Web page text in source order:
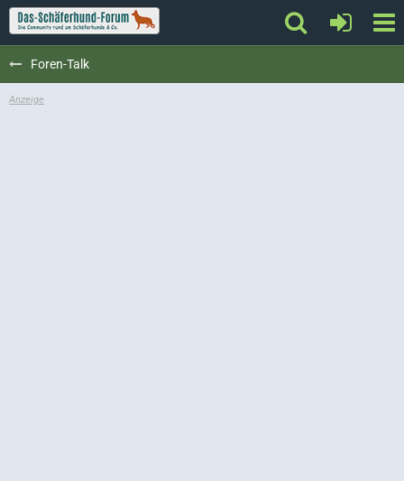
Foren-Talk